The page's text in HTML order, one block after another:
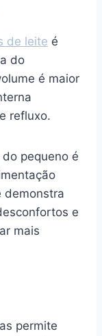
de leite é
do
é maior
refluxo.
pequeno é
demonstra
e
mais
permite